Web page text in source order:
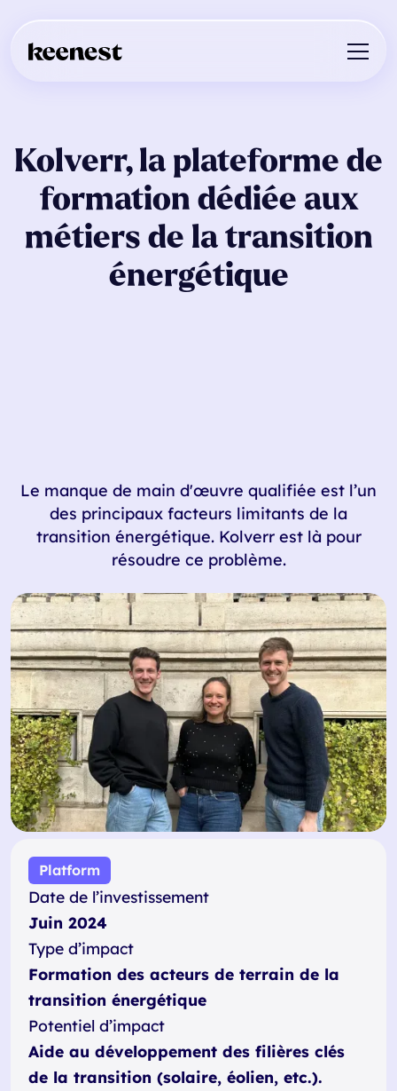
Kolverr, la plateforme de
formation dédiée aux
métiers de la transition
énergétique
Le manque de main d'œuvre qualifiée est l’un
des principaux facteurs limitants de la
transition énergétique. Kolverr est là pour
résoudre ce problème.
Platform
Date de l’investissement
Juin 2024
Type d’impact
Formation des acteurs de terrain de la
transition énergétique
Potentiel d’impact
Aide au développement des filières clés
de la transition (solaire, éolien, etc.).